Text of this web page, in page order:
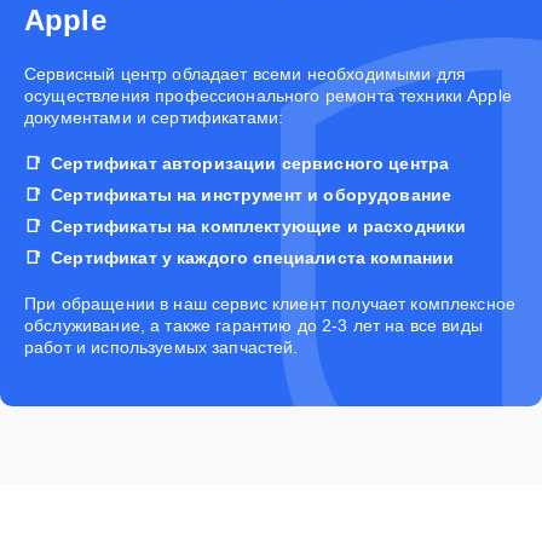
Apple
Cервисный центр обладает всеми необходимыми для
осуществления профессионального ремонта техники Apple
документами и сертификатами:
Сертификат авторизации сервисного центра
Сертификаты на инструмент и оборудование
Сертификаты на комплектующие и расходники
Сертификат у каждого специалиста компании
При обращении в наш сервис клиент получает комплексное
обслуживание, а также гарантию до 2-3 лет на все виды
работ и используемых запчастей.